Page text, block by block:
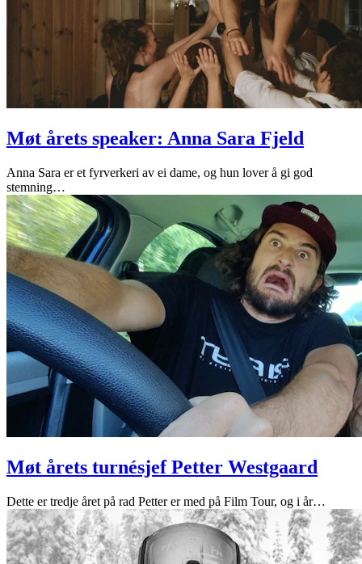
Møt årets speaker: Anna Sara Fjeld
Anna Sara er et fyrverkeri av ei dame, og hun lover å gi god
stemning…
Møt årets turnésjef Petter Westgaard
Dette er tredje året på rad Petter er med på Film Tour, og i år…